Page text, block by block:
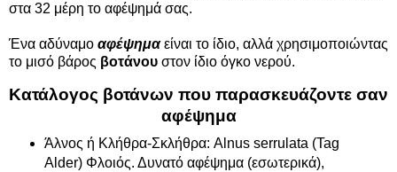
στα 32 μέρη το αφέψημά σας.
Ένα αδύναμο αφέψημαείναι το ίδιο, αλλά χρησιμοποιώντας
το μισό βάρος βοτάνου στον ίδιο όγκο νερού.
Κατάλογος βοτάνων που παρασκευάζοντε σαν
αφέψημα
Άλνος ή Κλήθρα-Σκλήθρα: Alnus serrulata (Tag
Alder) Φλοιός. Δυνατό αφέψημα (εσωτερικά),